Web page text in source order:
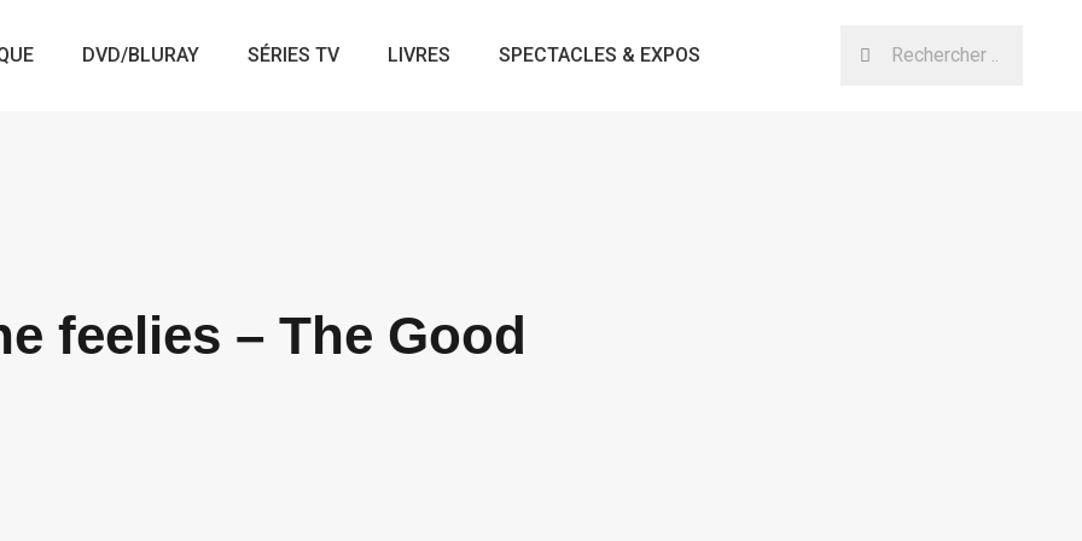
DVD/BLURAY SÉRIES TV LIVRES SPECTACLES & EXPOS
feelies – The Good